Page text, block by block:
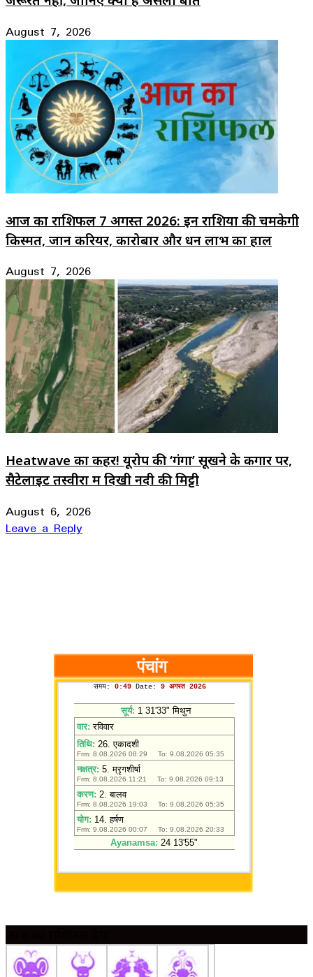
August 7, 2026
आज का राशिफल 7 अगस्त 2026: इन राशियों की चमकेगी
किस्मत, जानें करियर, कारोबार और धन लाभ का हाल
August 7, 2026
Heatwave का कहर! यूरोप की ‘गंगा’ सूखने के कगार पर,
सैटेलाइट तस्वीरों में दिखी नदी की मिट्टी
August 6, 2026
Leave a Reply